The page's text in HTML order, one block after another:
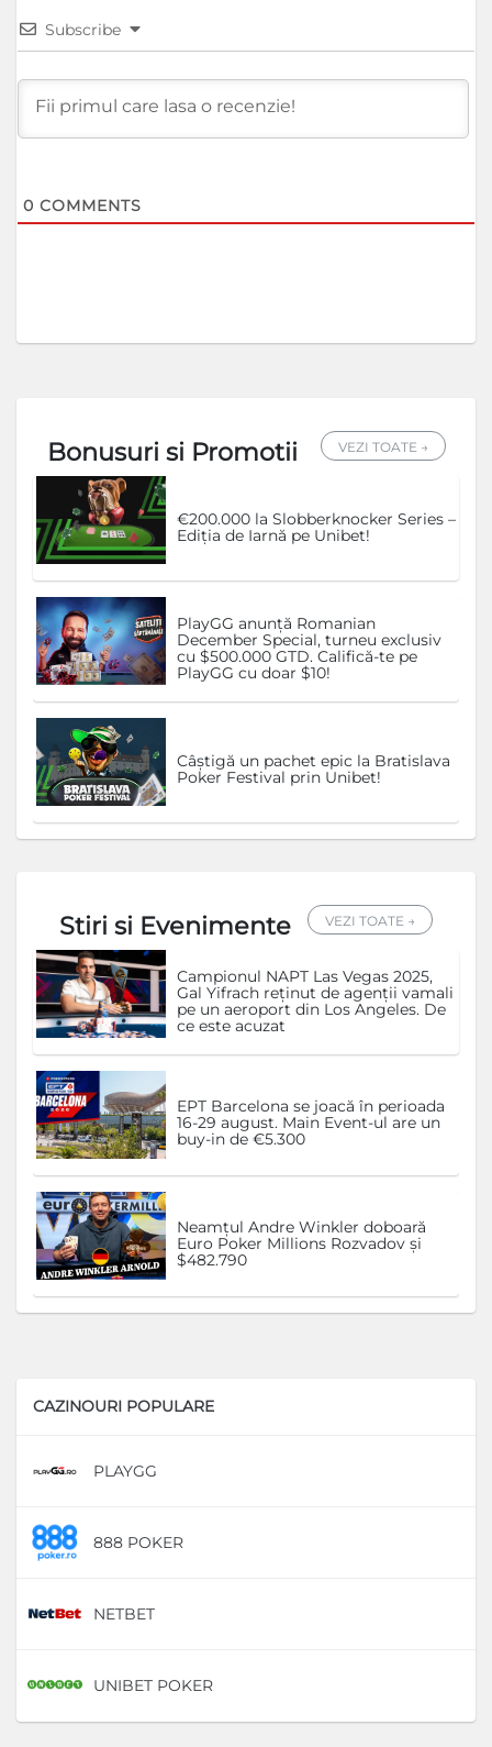
Subscribe
0 COMMENTS
Bonusuri si Promotii VEZI TOATE →
€200.000 la Slobberknocker Series –
Ediția de Iarnă pe Unibet!
PlayGG anunță Romanian
December Special, turneu exclusiv
cu $500.000 GTD. Califică-te pe
PlayGG cu doar $10!
Câștigă un pachet epic la Bratislava
Poker Festival prin Unibet!
Stiri si Evenimente VEZI TOATE →
Campionul NAPT Las Vegas 2025,
Gal Yifrach reținut de agenții vamali
pe un aeroport din Los Angeles. De
ce este acuzat
EPT Barcelona se joacă în perioada
16-29 august. Main Event-ul are un
buy-in de €5.300
Neamțul Andre Winkler doboară
Euro Poker Millions Rozvadov și
$482.790
CAZINOURI POPULARE
PLAYGG
888 POKER
NETBET
UNIBET POKER